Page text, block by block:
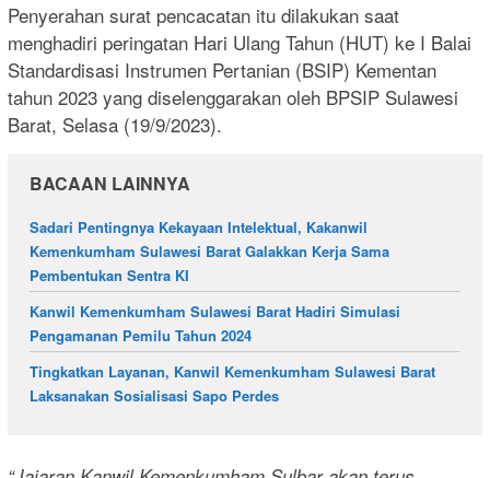
Penyerahan surat pencacatan itu dilakukan saat
menghadiri peringatan Hari Ulang Tahun (HUT) ke I Balai
Standardisasi Instrumen Pertanian (BSIP) Kementan
tahun 2023 yang diselenggarakan oleh BPSIP Sulawesi
Barat, Selasa (19/9/2023).
BACAAN LAINNYA
Sadari Pentingnya Kekayaan Intelektual, Kakanwil
Kemenkumham Sulawesi Barat Galakkan Kerja Sama
Pembentukan Sentra KI
Kanwil Kemenkumham Sulawesi Barat Hadiri Simulasi
Pengamanan Pemilu Tahun 2024
Tingkatkan Layanan, Kanwil Kemenkumham Sulawesi Barat
Laksanakan Sosialisasi Sapo Perdes